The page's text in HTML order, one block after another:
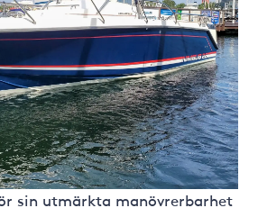
sin utmärkta manövrerbarhet